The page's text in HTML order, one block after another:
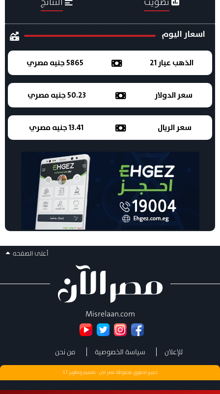
اسعار اليوم
الذهب عيار 21 5865 جنيه مصري
سعر الدولار 50.23 جنيه مصري
سعر الريال 13.41 جنيه مصري
أعلى الصفحه
Misrelaan.com
للإعلان سياسة الخصوصية من نحن
جميع الحقوق محفوظة مصر الان - تصميم وتطويرST